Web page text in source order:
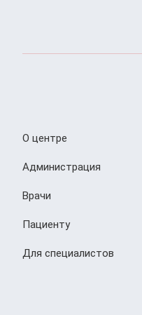
О центре
Администрация
Врачи
Пациенту
Для специалистов